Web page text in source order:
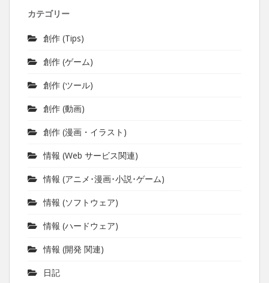
カテゴリー
創作 (Tips)
創作 (ゲーム)
創作 (ツール)
創作 (動画)
創作 (漫画・イラスト)
情報 (Web サービス関連)
情報 (アニメ･漫画･小説･ゲーム)
情報 (ソフトウェア)
情報 (ハードウェア)
情報 (開発 関連)
日記